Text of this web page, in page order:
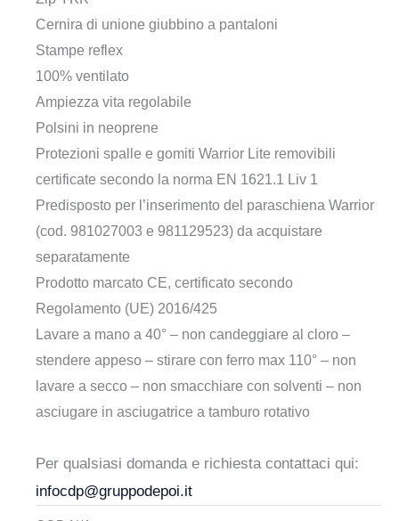
Cernira di unione giubbino a pantaloni
Stampe reflex
100% ventilato
Ampiezza vita regolabile
Polsini in neoprene
Protezioni spalle e gomiti Warrior Lite removibili
certificate secondo la norma EN 1621.1 Liv 1
Predisposto per l’inserimento del paraschiena Warrior
(cod. 981027003 e 981129523) da acquistare
separatamente
Prodotto marcato CE, certificato secondo
Regolamento (UE) 2016/425
Lavare a mano a 40° – non candeggiare al cloro –
stendere appeso – stirare con ferro max 110° – non
lavare a secco – non smacchiare con solventi – non
asciugare in asciugatrice a tamburo rotativo
Per qualsiasi domanda e richiesta contattaci qui:
infocdp@gruppodepoi.it